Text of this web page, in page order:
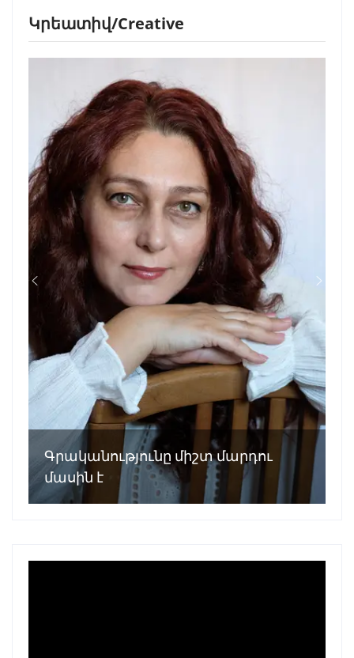
Կրեատիվ/Creative
Գրականությունը միշտ մարդու
մասին է